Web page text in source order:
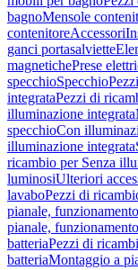
bagnoMensole
contenitoreAccessori
ganci portasalviette
magnetichePrese
specchioSpecchio
integrataPezzi di
illuminazione integrata
specchioCon
illuminazione integrata
ricambio per Senza
luminosiUlteriori
lavaboPezzi di
pianale,
pianale,
batteriaPezzi di
batteriaMontaggio a